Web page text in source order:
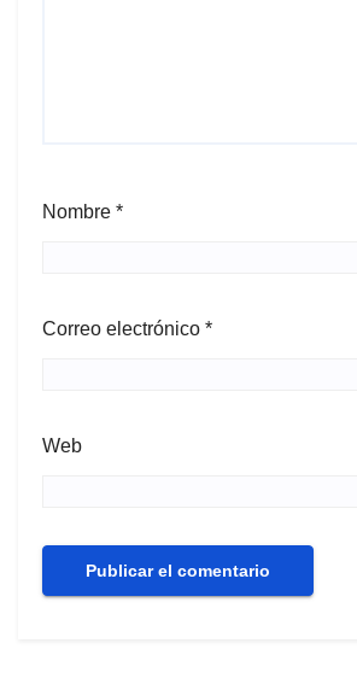
Nombre *
Correo electrónico *
Web